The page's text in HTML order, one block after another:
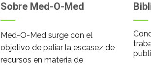
Sobre Med-O-Med
Med-O-Med surge con el
objetivo de paliar la escasez de
recursos en materia de